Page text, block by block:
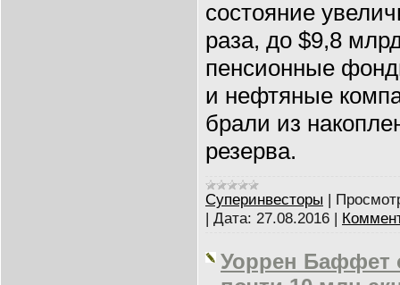
состояние
раза, до $9,8
пенсионные
и нефтяные
брали из
резерва.
Суперинвесторы |
| Дата: 27.08.2016 |
Уоррен Баффет